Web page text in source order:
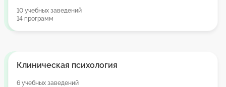
10 учебных заведений
14 программ
Клиническая психология
6 учебных заведений